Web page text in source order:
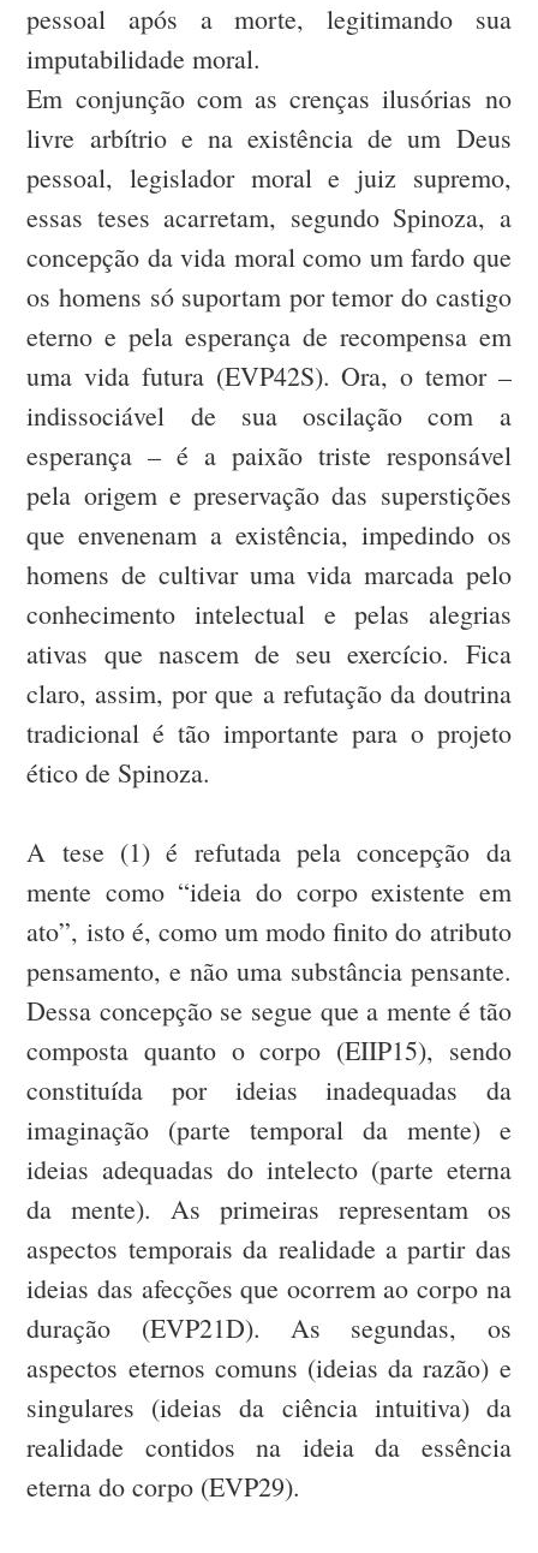
pessoal após a morte, legitimando sua
imputabilidade moral.
Em conjunção com as crenças ilusórias no
livre arbítrio e na existência de um Deus
pessoal, legislador moral e juiz supremo,
essas teses acarretam, segundo Spinoza, a
concepção da vida moral como um fardo que
os homens só suportam por temor do castigo
eterno e pela esperança de recompensa em
uma vida futura (EVP42S). Ora, o temor –
indissociável de sua oscilação com a
esperança – é a paixão triste responsável
pela origem e preservação das superstições
que envenenam a existência, impedindo os
homens de cultivar uma vida marcada pelo
conhecimento intelectual e pelas alegrias
ativas que nascem de seu exercício. Fica
claro, assim, por que a refutação da doutrina
tradicional é tão importante para o projeto
ético de Spinoza.
A tese (1) é refutada pela concepção da
mente como “ideia do corpo existente em
ato”, isto é, como um modo finito do atributo
pensamento, e não uma substância pensante.
Dessa concepção se segue que a mente é tão
composta quanto o corpo (EIIP15), sendo
constituída por ideias inadequadas da
imaginação (parte temporal da mente) e
ideias adequadas do intelecto (parte eterna
da mente). As primeiras representam os
aspectos temporais da realidade a partir das
ideias das afecções que ocorrem ao corpo na
duração (EVP21D). As segundas, os
aspectos eternos comuns (ideias da razão) e
singulares (ideias da ciência intuitiva) da
realidade contidos na ideia da essência
eterna do corpo (EVP29).